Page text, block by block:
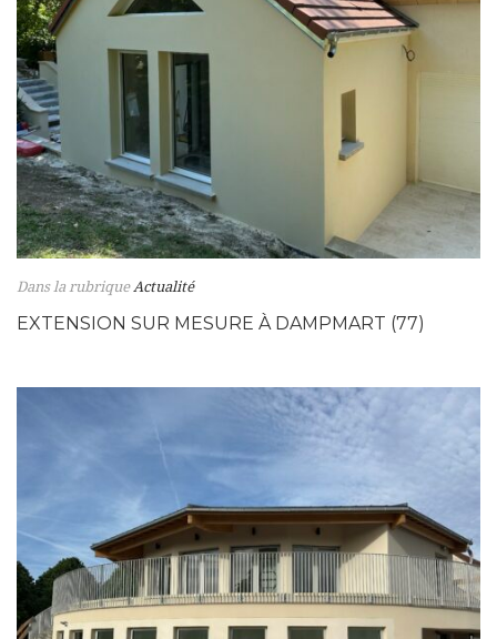
Dans la rubrique Actualité
EXTENSION SUR MESURE À DAMPMART (77)